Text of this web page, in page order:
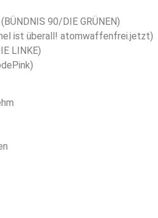
90/DIE GRÜNEN)
ist überall! atomwaffenfrei.jetzt)
LINKE)